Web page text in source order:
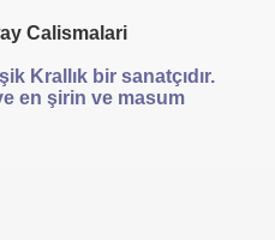
Calismalari
Krallık bir sanatçıdır.
en şirin ve masum